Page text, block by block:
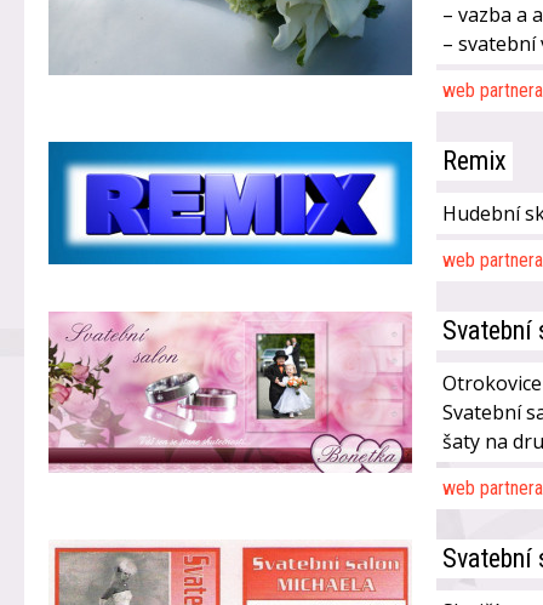
– vazba a
– svatební
web partnera
Remix
Hudební
web partnera
Svatební
Otrokovice
Svatební
šaty na
web partnera
Svatební